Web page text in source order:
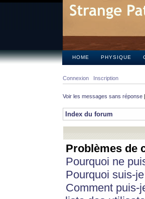
HOME PHYSIQUE
Connexion Inscription
Voir les messages sans réponse |
Index du forum
Problèmes de
Pourquoi ne
Pourquoi suis-
Comment puis-